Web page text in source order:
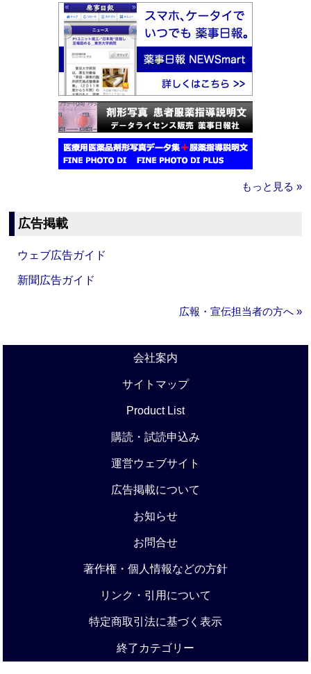
もっと見る »
広告掲載
ウェブ広告ガイド
新聞広告ガイド
広報・宣伝担当者の方へ »
会社案内
サイトマップ
Product List
購読・試読申込み
運営ウェブサイト
広告掲載について
お知らせ
お問合せ
著作権・個人情報などの方針
リンク・引用について
特定商取引法に基づく表示
終了カテゴリー